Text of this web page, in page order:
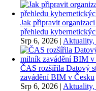
Jak připravit
přehledu
Srp 6, 2026 |
ČAS rozšířila Datový
zavádění BIM v Česku
Srp 6, 2026 |